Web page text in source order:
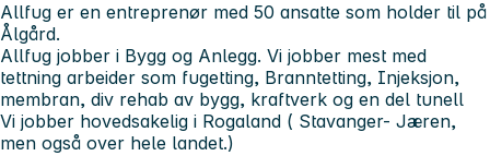
Allfug er en entreprenør med 50 ansatte som holder til på
Ålgård.
Allfug jobber i Bygg og Anlegg. Vi jobber mest med
tettning arbeider som fugetting, Branntetting, Injeksjon,
membran, div rehab av bygg, kraftverk og en del tunell
Vi jobber hovedsakelig i Rogaland ( Stavanger- Jæren,
men også over hele landet.)